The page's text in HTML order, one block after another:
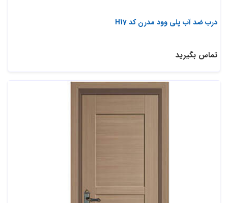
درب ضد آب پلی وود مدرن کد H17
تماس بگیرید